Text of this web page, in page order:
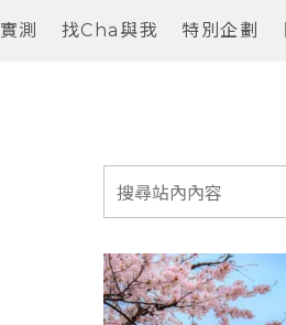
測 找Cha與我 特別企劃